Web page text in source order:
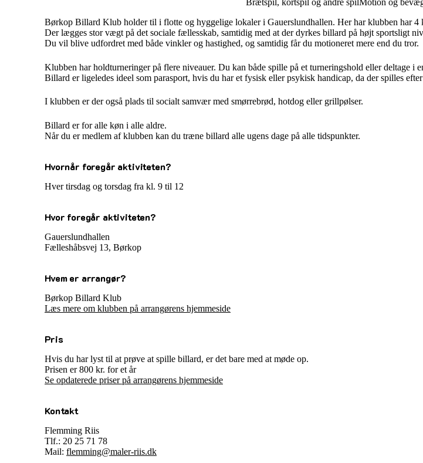
Brætspil, kortspil og andre spilMotion og
Børkop Billard Klub holder til i flotte og hyggelige lokaler i Gauerslundhallen. Her har klubben har 4
Der lægges stor vægt på det sociale fællesskab, samtidig med at der dyrkes billard på højt sportsligt
Du vil blive udfordret med både vinkler og hastighed, og samtidig får du motioneret mere end du tror.
Klubben har holdturneringer på flere niveauer. Du kan både spille på et turneringshold eller deltage i
Billard er ligeledes ideel som parasport, hvis du har et fysisk eller psykisk handicap, da der spilles
I klubben er der også plads til socialt samvær med smørrebrød, hotdog eller grillpølser.
Billard er for alle køn i alle aldre.
Når du er medlem af klubben kan du træne billard alle ugens dage på alle tidspunkter.
Hvornår foregår aktiviteten?
Hver tirsdag og torsdag fra kl. 9 til 12
Hvor foregår aktiviteten?
Gauerslundhallen
Fælleshåbsvej 13, Børkop
Hvem er arrangør?
Børkop Billard Klub
Læs mere om klubben på arrangørens hjemmeside
Pris
Hvis du har lyst til at prøve at spille billard, er det bare med at møde op.
Prisen er 800 kr. for et år
Se opdaterede priser på arrangørens hjemmeside
Kontakt
Flemming Riis
Tlf.: 20 25 71 78
Mail: flemming@maler-riis.dk